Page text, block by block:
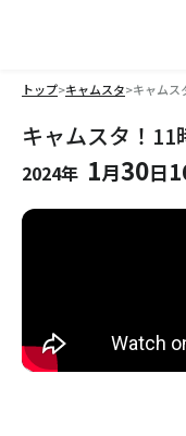
トップ>キャムスタ>キャムス
キャムスタ！11
2024年 1月30日